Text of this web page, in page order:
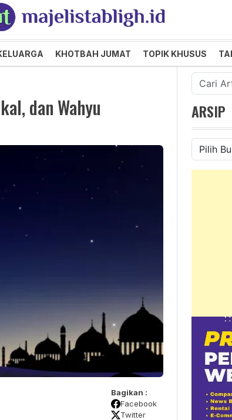
KHOTBAH JUMAT TOPIK KHUSUS
dan Wahyu
Bagikan :
Facebook
Twitter
Cari
untuk:
ARSIP
Arsip